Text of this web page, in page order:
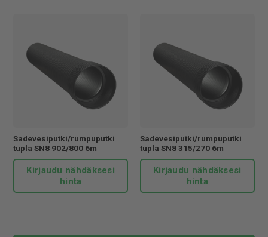
Sadevesiputki/rumpuputki
tupla SN8 902/800 6m
Kirjaudu nähdäksesi
hinta
Sadevesiputki/rumpuputki
tupla SN8 315/270 6m
Kirjaudu nähdäksesi
hinta